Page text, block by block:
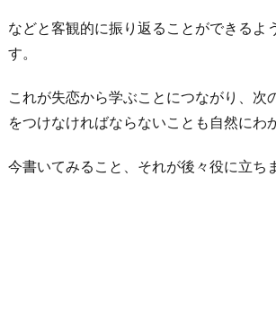
る
人
と
時
などと客観的に振り返ることができるよ
す。
これが失恋から学ぶことにつながり、次
をつけなければならないことも自然にわ
今書いてみること、それが後々役に立ち